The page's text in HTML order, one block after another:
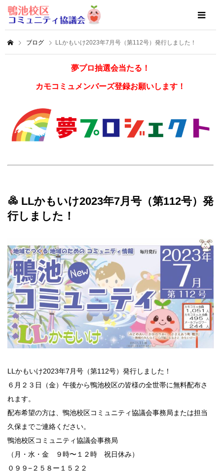
ブログ LLかもいけ2023年7月号（第112号）発行しました！
夢プロ抽選会当たる！
カモコミュメンバーズ登録お願いします！
LLかもいけ2023年7月号（第112号）発
行しました！
LLかもいけ2023年7月号（第112号）発行しました！
６月２３日（金）午後から鴨池校区の皆様の全世帯に無料配布さ
れます。
配布希望の方は、鴨池校区コミュニティ協議会事務局または担当
久保までご連絡ください。
鴨池校区コミュニティ協議会事務局
（月・水・金 ９時〜１２時 祝日休み）
０９９−２５８ー１５２２